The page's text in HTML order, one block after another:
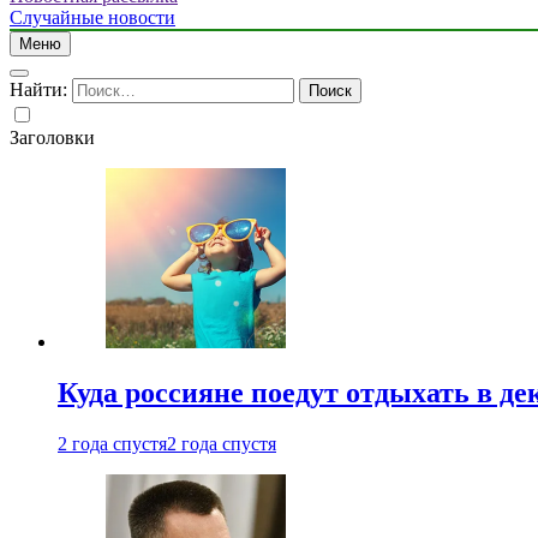
Случайные новости
Меню
Найти:
Заголовки
Куда россияне поедут отдыхать в
2 года спустя2 года спустя